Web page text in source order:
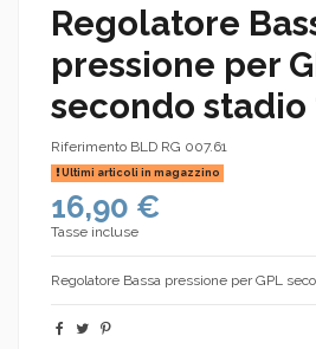
Regolatore
pressione per
secondo stadio
Riferimento BLD RG 007.61
Ultimi articoli in magazzino
16,90 €
Tasse incluse
Regolatore Bassa pressione per GPL